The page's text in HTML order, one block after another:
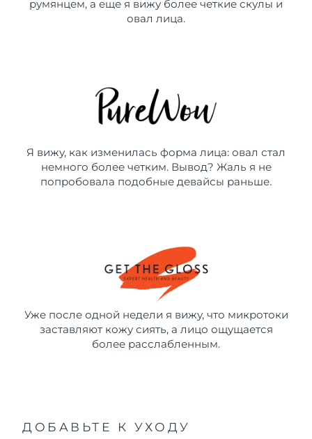
румянцем, а еще я вижу более четкие скулы и
овал лица.
Я вижу, как изменилась форма лица: овал стал
немного более четким. Вывод? Жаль я не
попробовала подобные девайсы раньше.
Уже после одной недели я вижу, что микротоки
заставляют кожу сиять, а лицо ощущается
более расслабленным.
ДОБАВЬТЕ К УХОДУ